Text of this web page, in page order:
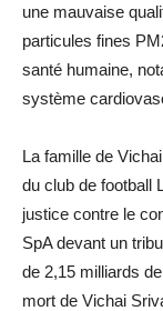
une mauvaise
particules fines
santé humaine,
système
La famille de
du club de football
justice contre le
SpA devant un
de 2,15 milliards
mort de Vichai